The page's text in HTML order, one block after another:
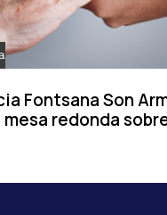
Fontsana Son
redonda